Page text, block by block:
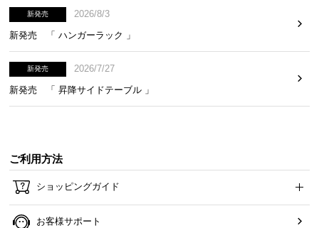
新発売
2026/8/3
新発売 「 ハンガーラック 」
新発売
2026/7/27
新発売 「 昇降サイドテーブル 」
ご利用方法
ショッピングガイド
お客様サポート